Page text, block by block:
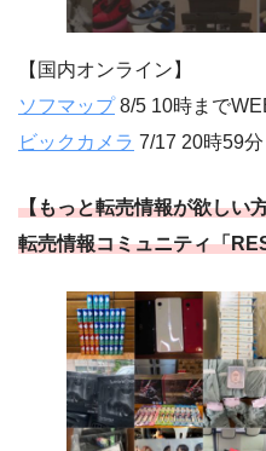
【国内オンライン】
ソフマップ 8/5 10時まで
ビックカメラ 7/17 20時59
【もっと転売情報が欲しい
転売情報コミュニティ「